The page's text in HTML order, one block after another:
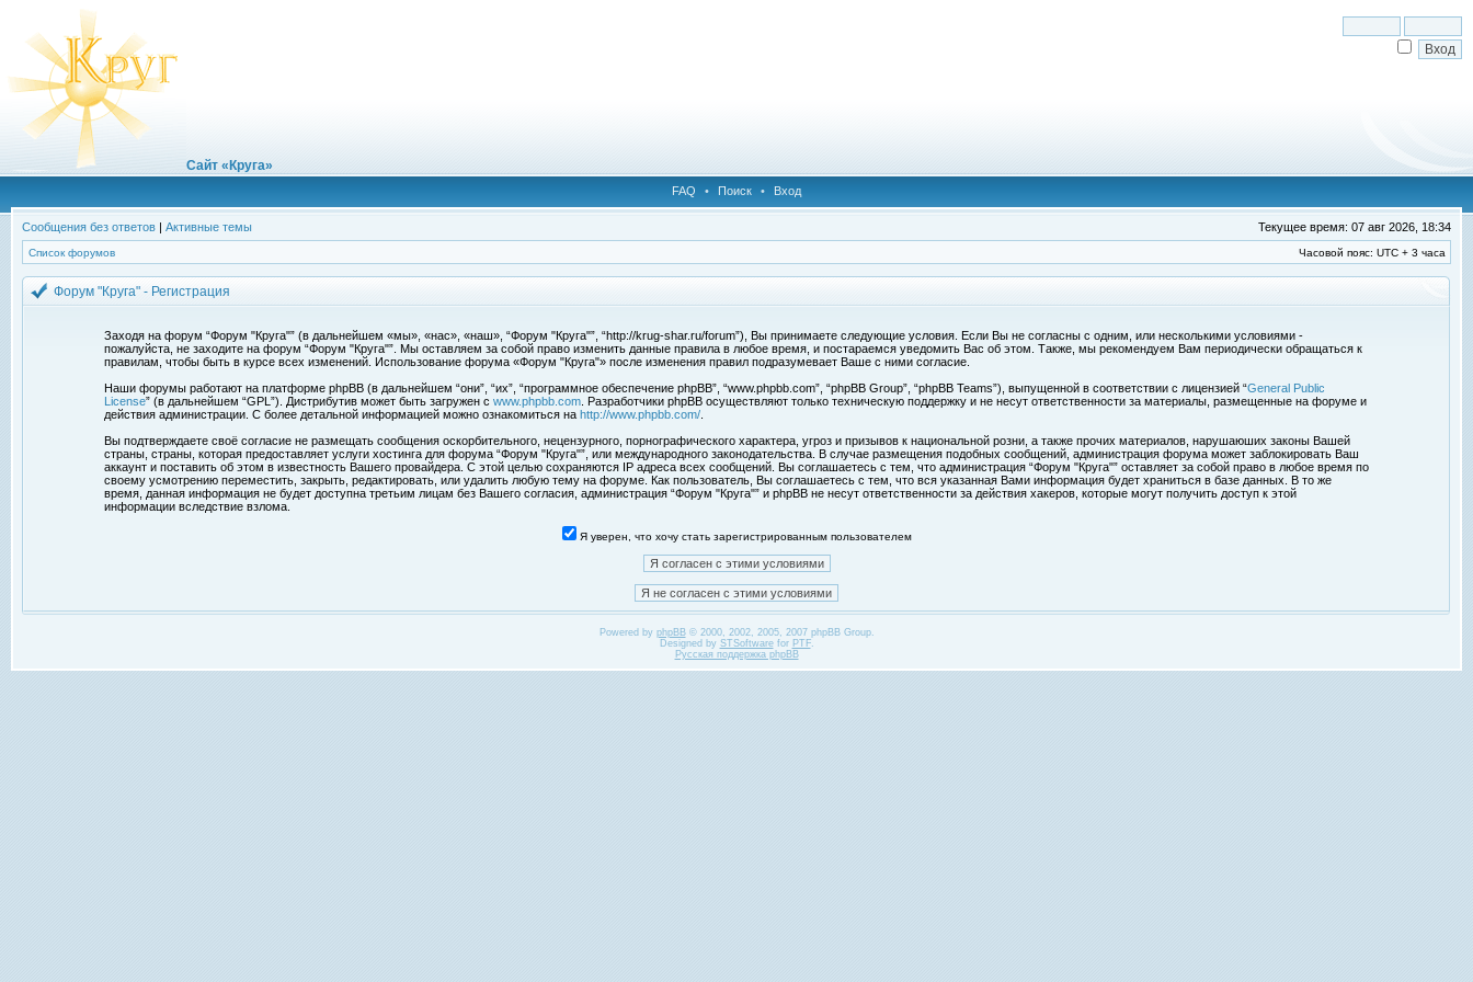
Сайт «Круга»
FAQ • Поиск • Вход
Сообщения без ответов | Активные темы Текущее время: 07 авг 2026, 18:34
Список форумов Часовой пояс: UTC + 3 часа
Форум "Круга" - Регистрация
Заходя на форум “Форум "Круга"” (в дальнейшем «мы», «нас», «наш», “Форум "Круга"”, “http://krug-shar.ru/forum”), Вы принимаете следующие условия. Если Вы не согласны с одним, или несколькими условиями -
пожалуйста, не заходите на форум “Форум "Круга"”. Мы оставляем за собой право изменить данные правила в любое время, и постараемся уведомить Вас об этом. Также, мы рекомендуем Вам периодически обращаться к
правилам, чтобы быть в курсе всех изменений. Использование форума «Форум "Круга"» после изменения правил подразумевает Ваше с ними согласие.
Наши форумы работают на платформе phpBB (в дальнейшем “они”, “их”, “программное обеспечение phpBB”, “www.phpbb.com”, “phpBB Group”, “phpBB Teams”), выпущенной в соответствии с лицензией “General Public
License” (в дальнейшем “GPL”). Дистрибутив может быть загружен с www.phpbb.com . Разработчики phpBB осуществляют только техническую поддержку и не несут ответственности за материалы, размещенные на форуме и
действия администрации. С более детальной информацией можно ознакомиться на http://www.phpbb.com/
Вы подтверждаете своё согласие не размещать сообщения оскорбительного, нецензурного, порнографического характера, угроз и призывов к национальной розни, а также прочих материалов, нарушаюших законы Вашей
страны, страны, которая предоставляет услуги хостинга для форума “Форум "Круга"”, или международного законодательства. В случае размещения подобных сообщений, администрация форума может заблокировать Ваш
аккаунт и поставить об этом в известность Вашего провайдера. С этой целью сохраняются IP адреса всех сообщений. Вы соглашаетесь с тем, что администрация “Форум "Круга"” оставляет за собой право в любое время по
своему усмотрению переместить, закрыть, редактировать, или удалить любую тему на форуме. Как пользователь, Вы соглашаетесь с тем, что вся указанная Вами информация будет храниться в базе данных. В то же
время, данная информация не будет доступна третьим лицам без Вашего согласия, администрация “Форум "Круга"” и phpBB не несут ответственности за действия хакеров, которые могут получить доступ к этой
информации вследствие взлома.
Я уверен, что хочу стать зарегистрированным пользователем
Powered by phpBB© 2000, 2002, 2005, 2007 phpBB Group.
Designed by STSoftwarefor PTF.
Русская поддержка phpBB